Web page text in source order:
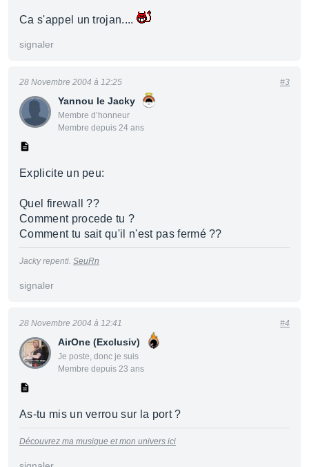
Ca s'appel un trojan....
signaler
Yannou le Jacky
Membre d’honneur
Membre depuis 24 ans
28 Novembre 2004 à 12:25 #3
Explicite un peu:
Quel firewall ??
Comment procede tu ?
Comment tu sait qu'il n'est pas fermé ??
Jacky repenti. SeuRn
signaler
AirOne (Exclusiv)
Je poste, donc je suis
Membre depuis 23 ans
28 Novembre 2004 à 12:41 #4
As-tu mis un verrou sur la port ?
Découvrez ma musique et mon univers ici